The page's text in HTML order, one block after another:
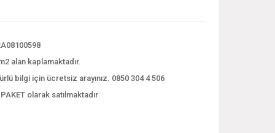
alan kaplamaktadır.
bilgi için ücretsiz arayınız. 0850 304 4 506
olarak satılmaktadır